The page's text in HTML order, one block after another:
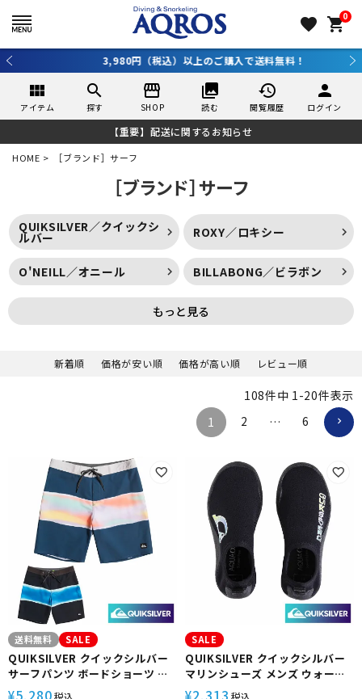
favorite 0
shopping_cart
3,980円（税込）以上のご購入で送料無料！
view_module
アイテム
search
探す
storefront
SHOP
collections
読む
history
閲覧履歴
person
ログイン
【重要】配送に関するお知らせ
HOME ［ブランド］サーフ
［ブランド］サーフ
QUIKSILVER／クイックシ
ルバー ROXY／ロキシー
O'NEILL／オニール BILLABONG／ビラボン
もっと見る
新着順 価格が安い順 価格が高い順 レビュー順
108件中 1-20件表示
1
2 … 6
送料無料 SALE
QUIKSILVER クイックシルバー
サーフパンツ ボードショーツ メ
ンズ 19インチ サーフィン ビーチ
¥5,280税込
SALE
QUIKSILVER クイックシルバー
マリンシューズ メンズ ウォータ
ーシューズ スノーケリング ダイ
¥2,313 税込